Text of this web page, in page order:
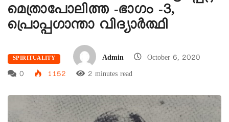
മെത്രാപോലിത്ത -ഭാഗം -3,
പ്രൊപ്പഗാന്താ വിദ്യാർത്ഥി
SPIRITUALITY Admin
October 6, 2020
0
1152 2 minutes read